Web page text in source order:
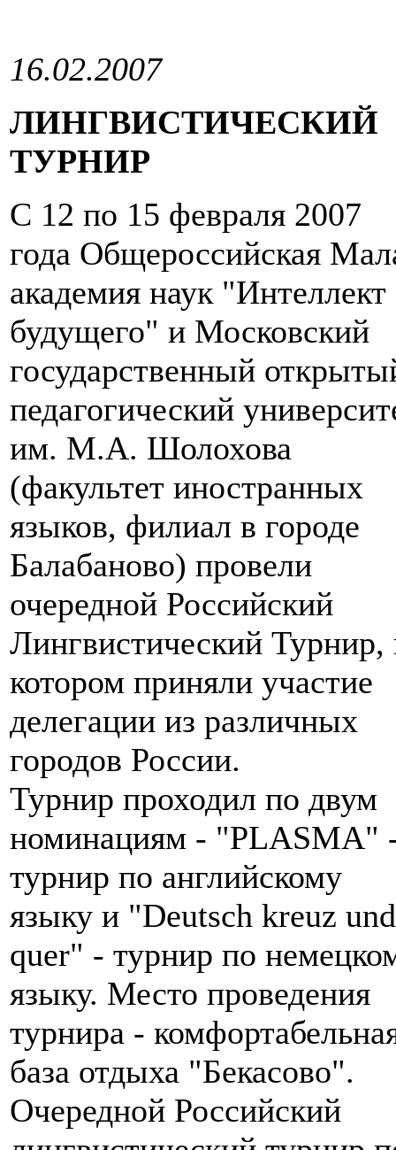
16.02.2007
ЛИНГВИСТИЧЕСКИЙ
ТУРНИР
С 12 по 15 февраля 2007
года Общероссийская
академия наук "Интеллект
будущего" и Московский
государственный
педагогический
им. М.А. Шолохова
(факультет иностранных
языков, филиал в городе
Балабаново) провели
очередной Российский
Лингвистический Турнир,
котором приняли участие
делегации из различных
городов России.
Турнир проходил по двум
номинациям - "PLASMA"
турнир по английскому
языку и "Deutsch kreuz und
quer" - турнир по
языку. Место проведения
турнира -
база отдыха "Бекасово".
Очередной Российский